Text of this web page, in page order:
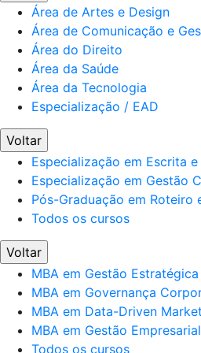
Área de Artes e Design
Área de Comunicação e
Área do Direito
Área da Saúde
Área da Tecnologia
Especialização / EAD
Voltar
Especialização em Escrita
Especialização em Gestão
Pós-Graduação em
Todos os cursos
Voltar
MBA em Gestão
MBA em Governança
MBA em Data-Driven
MBA em Gestão Empresarial
Todos os cursos